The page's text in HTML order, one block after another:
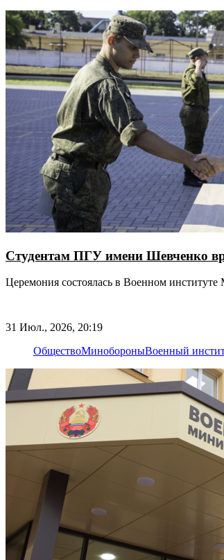
Студентам ПГУ имени Шевченко
Церемония состоялась в Военном
31 Июл., 2026, 20:19
ОбществоМинобороныВоенный